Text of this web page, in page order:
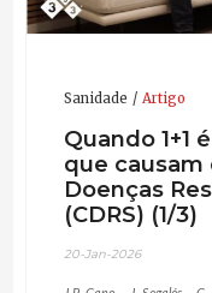
Sanidade Artigo
Quando 1+1
que causam
Doenças
(CDRS) (1/3)
20-Jan-2026